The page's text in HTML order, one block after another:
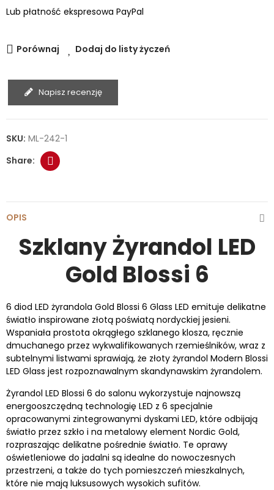
Lub płatność ekspresowa PayPal
Porównaj Dodaj do listy życzeń
Napisz recenzję
SKU: ML-242-1
OPIS
Szklany Żyrandol LED
Gold Blossi 6
6 diod LED żyrandola Gold Blossi 6 Glass LED emituje delikatne
światło inspirowane złotą poświatą nordyckiej jesieni.
Wspaniała prostota okrągłego szklanego klosza, ręcznie
dmuchanego przez wykwalifikowanych rzemieślników, wraz z
subtelnymi listwami sprawiają, że złoty żyrandol Modern Blossi
LED Glass jest rozpoznawalnym skandynawskim żyrandolem.
Żyrandol LED Blossi 6 do salonu wykorzystuje najnowszą
energooszczędną technologię LED z 6 specjalnie
opracowanymi zintegrowanymi dyskami LED, które odbijają
światło przez szkło i na metalowy element Nordic Gold,
rozpraszając delikatne pośrednie światło. Te oprawy
oświetleniowe do jadalni są idealne do nowoczesnych
przestrzeni, a także do tych pomieszczeń mieszkalnych,
które nie mają luksusowych wysokich sufitów.